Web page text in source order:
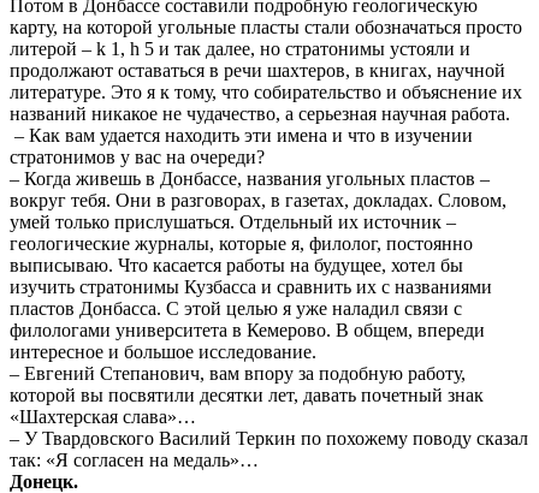
Потом в Донбассе составили подробную геологическую
карту, на которой угольные пласты стали обозначаться просто
литерой – k 1, h 5 и так далее, но стратонимы устояли и
продолжают оставаться в речи шахтеров, в книгах, научной
литературе. Это я к тому, что собирательство и объяснение их
названий никакое не чудачество, а серьезная научная работа.
– Как вам удается находить эти имена и что в изучении
стратонимов у вас на очереди?
– Когда живешь в Донбассе, названия угольных пластов –
вокруг тебя. Они в разговорах, в газетах, докладах. Словом,
умей только прислушаться. Отдельный их источник –
геологические журналы, которые я, филолог, постоянно
выписываю. Что касается работы на будущее, хотел бы
изучить стратонимы Кузбасса и сравнить их с названиями
пластов Донбасса. С этой целью я уже наладил связи с
филологами университета в Кемерово. В общем, впереди
интересное и большое исследование.
– Евгений Степанович, вам впору за подобную работу,
которой вы посвятили десятки лет, давать почетный знак
«Шахтерская слава»…
– У Твардовского Василий Теркин по похожему поводу сказал
так: «Я согласен на медаль»…
Донецк.